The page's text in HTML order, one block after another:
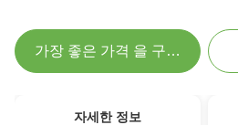
가장 좋은 가격 을 구하라
자세한 정보